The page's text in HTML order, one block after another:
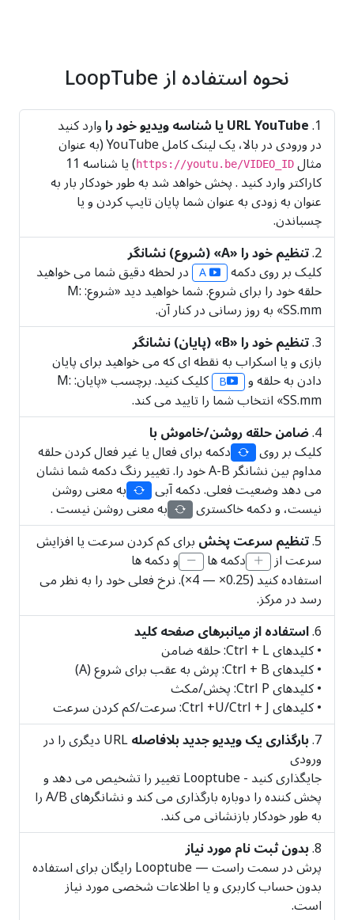
نحوه استفاده از LoopTube
URL YouTube یا شناسه ویدیو خود را وارد کنید
در ورودی در بالا، یک لینک کامل YouTube (به عنوان
مثال https://youtu.be/VIDEO_ID ) یا شناسه 11
کاراکتر وارد کنید . پخش خواهد شد به طور خودکار بار به
عنوان به زودی به عنوان شما پایان تایپ کردن و یا
چسباندن.
تنظیم خود را «A» (شروع) نشانگر
کلیک بر روی دکمه A در لحظه دقیق شما می خواهید
حلقه خود را برای شروع. شما خواهید دید «شروع: M:
SS.mm» به روز رسانی در کنار آن.
تنظیم خود را «B» (پایان) نشانگر
بازی و یا اسکراب به نقطه ای که می خواهید برای پایان
دادن به حلقه و B کلیک کنید. برچسب «پایان: M:
SS.mm» انتخاب شما را تایید می کند.
ضامن حلقه روشن/خاموش با
کلیک بر روی دکمه برای فعال یا غیر فعال کردن حلقه
مداوم بین نشانگر A-B خود را. تغییر رنگ دکمه شما نشان
می دهد وضعیت فعلی. دکمه آبی به معنی روشن
نیست، و دکمه خاکستری
به معنی روشن نیست .
تنظیم سرعت پخشبرای کم کردن سرعت یا افزایش
سرعت از دکمه ها و دکمه ها
استفاده کنید (0.25× — 4×). نرخ فعلی خود را به نظر می
رسد در مرکز.
استفاده از میانبرهای صفحه کلید
• کلیدهای Ctrl + L: حلقه ضامن
• کلیدهای Ctrl + B: پرش به عقب برای شروع (A)
• کلیدهای Ctrl P: پخش/مکث
• کلیدهای Ctrl +U/Ctrl + J: سرعت/کم کردن سرعت
بارگذاری یک ویدیو جدید بلافاصله
URL دیگری را در
ورودی
جایگذاری کنید - Looptube تغییر را تشخیص می دهد و
پخش کننده را دوباره بارگذاری می کند و نشانگرهای A/B را
به طور خودکار بازنشانی می کند.
بدون ثبت نام مورد نیاز
پرش در سمت راست — Looptube رایگان برای استفاده
بدون حساب کاربری و یا اطلاعات شخصی مورد نیاز
است.